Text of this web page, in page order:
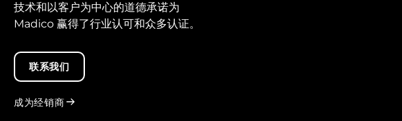
技术和以客户为中心的道德承诺为
Madico 赢得了行业认可和众多认证。
联系我们
成为经销商